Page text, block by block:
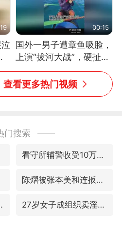
00:15
国外一男子遭章鱼吸脸，
上演“拔河大战”，硬扯加
铁棒敲打方才挣脱
看更多热门视频
门搜索
看守所辅警收受10万获刑1年
陈熠被张本美和连扳三局逆转
拉面” 27岁女子成组织卖淫集团主犯被通缉